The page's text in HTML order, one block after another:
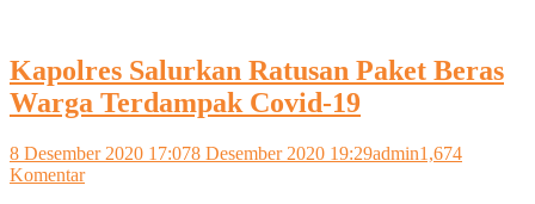
Kapolres Salurkan Ratusan Paket Beras
Warga Terdampak Covid-19
8 Desember 2020 17:078 Desember 2020 19:29admin1,674
Komentarpada